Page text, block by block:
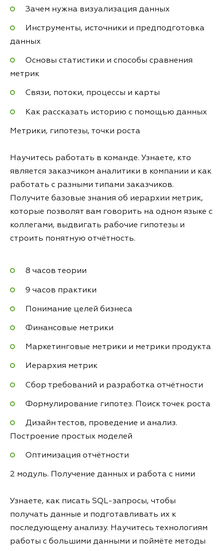
Зачем нужна визуализация данных
Инструменты, источники и предподготовка
данных
Основы статистики и способы сравнения
метрик
Связи, потоки, процессы и карты
Как рассказать историю с помощью данных
Метрики, гипотезы, точки роста
Научитесь работать в команде. Узнаете, кто
является заказчиком аналитики в компании и как
работать с разными типами заказчиков.
Получите базовые знания об иерархии метрик,
которые позволят вам говорить на одном языке с
коллегами, выдвигать рабочие гипотезы и
строить понятную отчётность.
8 часов теории
9 часов практики
Понимание целей бизнеса
Финансовые метрики
Маркетинговые метрики и метрики продукта
Иерархия метрик
Сбор требований и разработка отчётности
Формулирование гипотез. Поиск точек роста
Дизайн тестов, проведение и анализ.
Построение простых моделей
Оптимизация отчётности
2 модуль. Получение данных и работа с ними
Узнаете, как писать SQL-запросы, чтобы
получать данные и подготавливать их к
последующему анализу. Научитесь технологиям
работы с большими данными и поймёте методы